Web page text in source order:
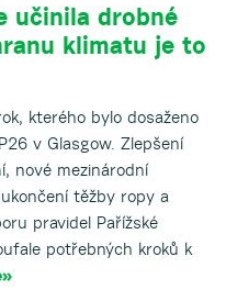
učinila drobné
klimatu je to
kterého bylo dosaženo
v Glasgow. Zlepšení
nové mezinárodní
těžby ropy a
pravidel Pařížské
potřebných kroků k